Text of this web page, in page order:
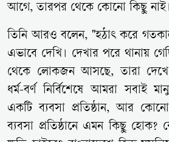
আগে, তারপর থেকে কোনো কিছু
তিনি আরও বলেন, "হঠাৎ করে
এভাবে দেখি। দেখার পরে থানায়
থেকে লোকজন আসছে, তারা দেখে
ধর্ম-বর্ণ নির্বিশেষে আমরা সবাই
একটি ব্যবসা প্রতিষ্ঠান, আর
ব্যবসা প্রতিষ্ঠানে এমন কিছু